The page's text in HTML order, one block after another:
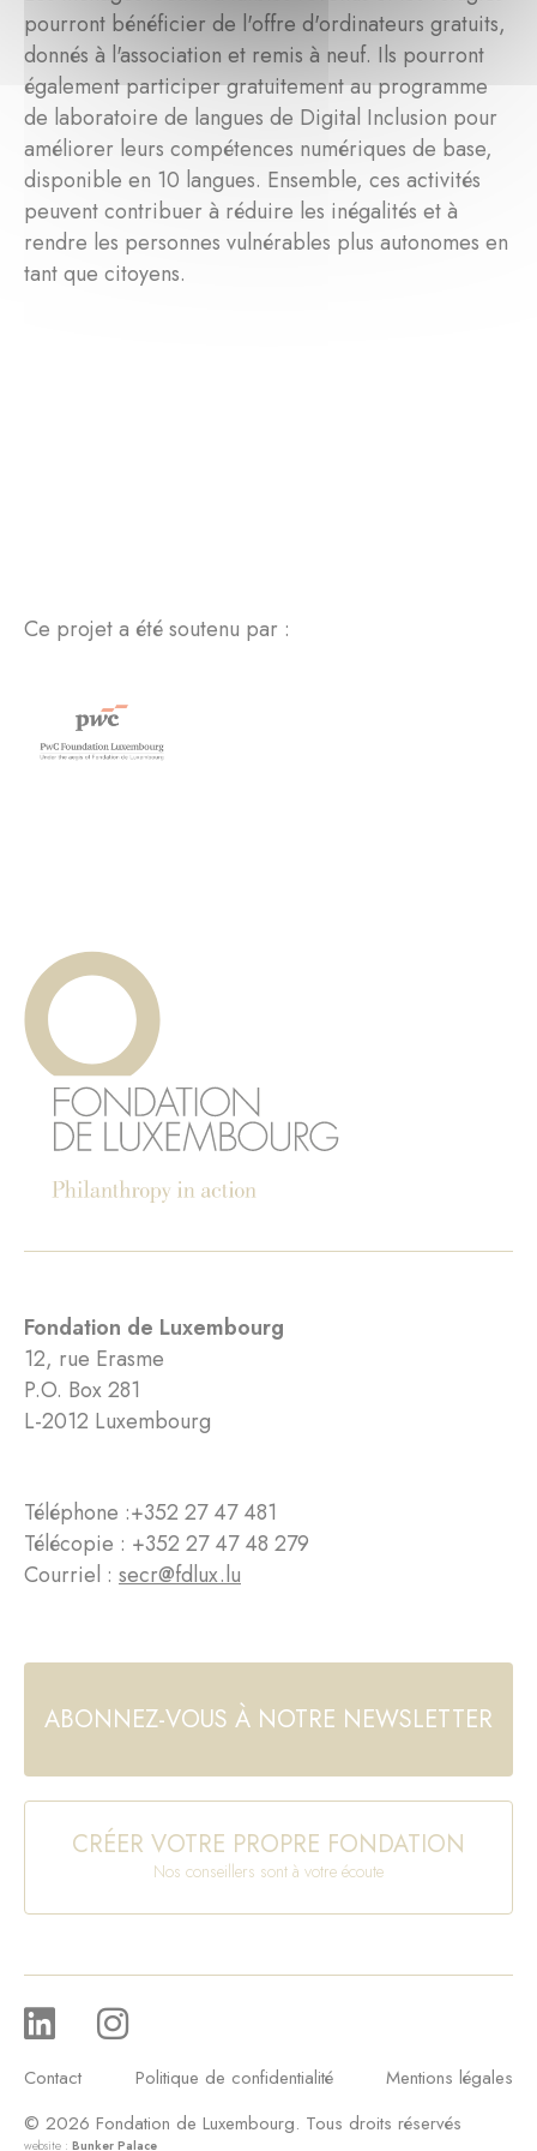
pourront bénéficier de l'offre d'ordinateurs gratuits,
donnés à l'association et remis à neuf. Ils pourront
également participer gratuitement au programme
de laboratoire de langues de Digital Inclusion pour
améliorer leurs compétences numériques de base,
disponible en 10 langues. Ensemble, ces activités
peuvent contribuer à réduire les inégalités et à
rendre les personnes vulnérables plus autonomes en
tant que citoyens.
Ce projet a été soutenu par :
Fondation de Luxembourg
12, rue Erasme
P.O. Box 281
L-2012 Luxembourg
Téléphone :+352 27 47 481
Télécopie : +352 27 47 48 279
Courriel : secr@fdlux.lu
ABONNEZ-VOUS À NOTRE NEWSLETTER
CRÉER VOTRE PROPRE FONDATION
Nos conseillers sont à votre écoute
Contact Politique de confidentialité
Mentions légales
© 2026 Fondation de Luxembourg. Tous droits réservés
website : Bunker Palace